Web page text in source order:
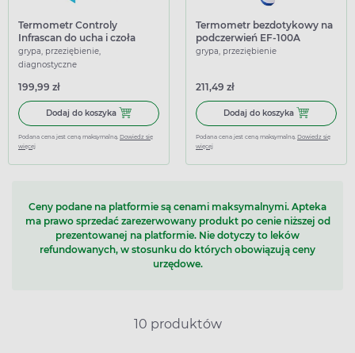
Termometr Controly
Infrascan do ucha i czoła
grypa, przeziębienie,
diagnostyczne
199,99 zł
Dodaj do koszyka Dodaj do koszyka Termometr Controly Infrascan do ucha i
Podana cena jest ceną maksymalną. Dowiedz się
więcej
Termometr bezdotykowy na
podczerwień EF-100A
grypa, przeziębienie
211,49 zł
Dodaj do koszyka Dodaj do
Podana cena jest ceną maksymalną. Dowiedz się
więcej
Ceny podane na platformie są cenami maksymalnymi. Apteka
ma prawo sprzedać zarezerwowany produkt po cenie niższej od
prezentowanej na platformie. Nie dotyczy to leków
refundowanych, w stosunku do których obowiązują ceny
urzędowe.
10 produktów